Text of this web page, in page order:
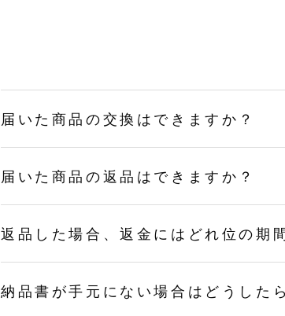
届いた商品の交換はできますか？
届いた商品の返品はできますか？
返品した場合、返金にはどれ位の期
納品書が手元にない場合はどうした